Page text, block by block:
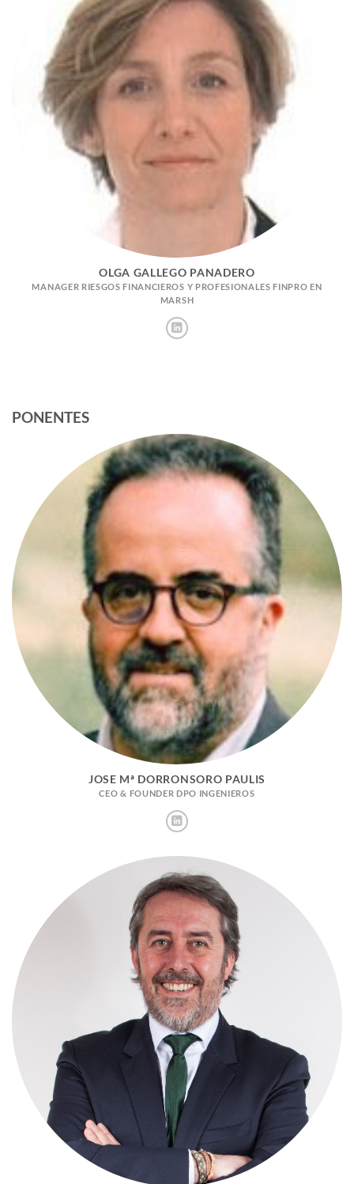
OLGA GALLEGO PANADERO
MANAGER RIESGOS FINANCIEROS Y PROFESIONALES FINPRO EN
MARSH
PONENTES
JOSE Mª DORRONSORO PAULIS
CEO & FOUNDER DPO INGENIEROS